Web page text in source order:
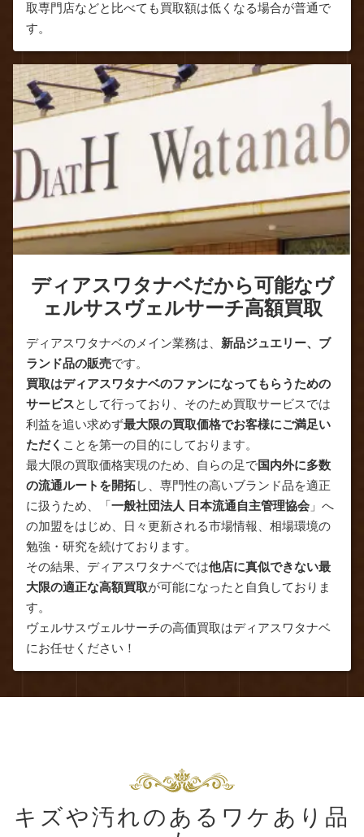
取専門店などと比べても買取額は低くなる場合が普通で
す。
ディアスワタナベだから可能なヴ
ェルサスヴェルサーチ高額買取
ディアスワタナベのメイン業務は、 新品ジュエリー、ブ
ランド品の販売です。
買取はディアスワタナベのファンになってもらうための
サービスとして行っており、そのため買取サービスでは
利益を追い求めず最大限の買取価格でお客様にご満足い
ただく ことを第一の目的にしております。
最大限の買取価格実現のため、自らの足で国内外に多数
の流通ルートを開拓し、専門性の高いブランド品を適正
に扱うため、「一般社団法人 日本流通自主管理協会 」へ
の加盟をはじめ、日々更新される市場情報、相場環境の
勉強・研究を続けております。
その結果、ディアスワタナベでは他店に真似できない最
大限の適正な高額買取が可能になったと自負しておりま
す。
ヴェルサスヴェルサーチの高価買取はディアスワタナベ
にお任せください！
キズや汚れのあるワケあり品